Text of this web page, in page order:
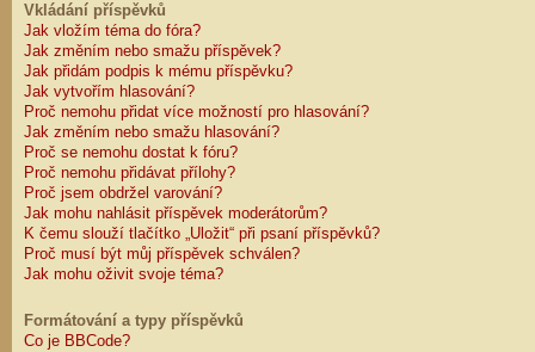
Vkládání příspěvků
Jak vložím téma do fóra?
Jak změním nebo smažu příspěvek?
Jak přidám podpis k mému příspěvku?
Jak vytvořím hlasování?
Proč nemohu přidat více možností pro hlasování?
Jak změním nebo smažu hlasování?
Proč se nemohu dostat k fóru?
Proč nemohu přidávat přílohy?
Proč jsem obdržel varování?
Jak mohu nahlásit příspěvek moderátorům?
K čemu slouží tlačítko „Uložit“ při psaní příspěvků?
Proč musí být můj příspěvek schválen?
Jak mohu oživit svoje téma?
Formátování a typy příspěvků
Co je BBCode?